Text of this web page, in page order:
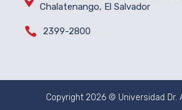
Chalatenango, El Salvador
 2399-2800
Copyright 2026 © Universidad Dr.